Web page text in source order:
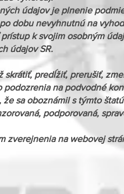
údajov je plnenie
dobu nevyhnutnú na
k svojim osobným
údajov SR.
skrátiť, predĺžiť, prerušiť,
podozrenia na podvodné
sa oboznámil s týmto
podporovaná,
zverejnenia na webovej